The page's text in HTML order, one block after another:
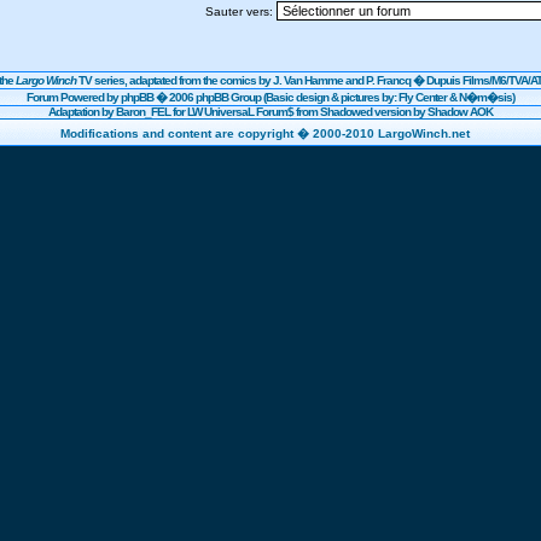
Sauter vers:
Largo WinchTV series, adaptated from the comics by J. Van Hamme and P. Francq �DupuisFilms/M6/TVA/
Forum Powered byphpBB� 2006 phpBB Group (Basic design & pictures by: Fly Center & N�m�sis)
Adaptation by Baron_FEL for LW UniversaL Forum$ from Shadowed version by Shadow AOK
Modifications and content are copyright � 2000-2010 LargoWinch.net